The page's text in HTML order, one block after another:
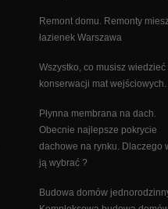
Remont domu. Remonty
łazienek Warszawa
Wszystko, co musisz wiedzieć
konserwacji mat wejściowych.
Płynna membrana na dach.
Obecnie najlepsze pokrycie
dachowe na rynku. Dlaczego
ją wybrać ?
Budowa domów